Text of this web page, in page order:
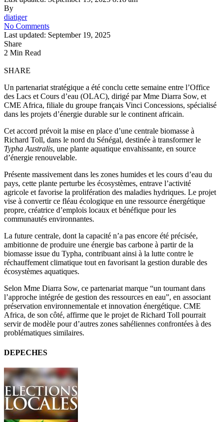
By
diatiger
No Comments
Last updated: September 19, 2025
Share
2 Min Read
SHARE
Un partenariat stratégique a été conclu cette semaine entre l’Office
des Lacs et Cours d’eau (OLAC), dirigé par Mme Diarra Sow, et
CME Africa, filiale du groupe français Vinci Concessions, spécialisé
dans les projets d’énergie durable sur le continent africain.
Cet accord prévoit la mise en place d’une centrale biomasse à
Richard Toll, dans le nord du Sénégal, destinée à transformer le
Typha Australis, une plante aquatique envahissante, en source
d’énergie renouvelable.
Présente massivement dans les zones humides et les cours d’eau du
pays, cette plante perturbe les écosystèmes, entrave l’activité
agricole et favorise la prolifération des maladies hydriques. Le projet
vise à convertir ce fléau écologique en une ressource énergétique
propre, créatrice d’emplois locaux et bénéfique pour les
communautés environnantes.
La future centrale, dont la capacité n’a pas encore été précisée,
ambitionne de produire une énergie bas carbone à partir de la
biomasse issue du Typha, contribuant ainsi à la lutte contre le
réchauffement climatique tout en favorisant la gestion durable des
écosystèmes aquatiques.
Selon Mme Diarra Sow, ce partenariat marque “un tournant dans
l’approche intégrée de gestion des ressources en eau”, en associant
préservation environnementale et innovation énergétique. CME
Africa, de son côté, affirme que le projet de Richard Toll pourrait
servir de modèle pour d’autres zones sahéliennes confrontées à des
problématiques similaires.
DEPECHES